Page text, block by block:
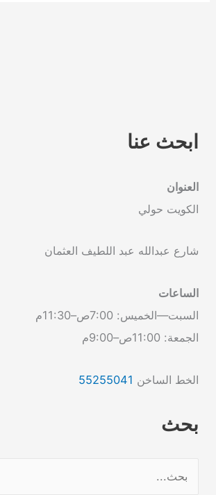
ابحث عنا
العنوان
الكويت حولي
شارع عبدالله عبد اللطيف العثمان
الساعات
السبت—الخميس: 7:00ص–11:30م
الجمعة: 11:00ص–9:00م
الخط الساخن 55255041
بحث